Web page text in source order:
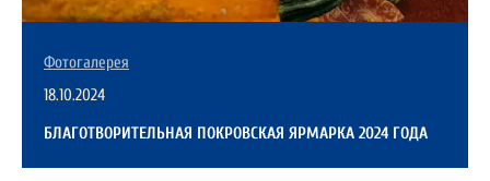
Фотогалерея
18.10.2024
БЛАГОТВОРИТЕЛЬНАЯ ПОКРОВСКАЯ ЯРМАРКА 2024 ГОДА